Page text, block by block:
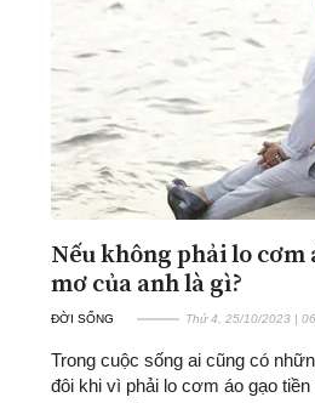
ĐA CHIỀU
Quan điểm
Xi nhan Trái Phải
Bạn đọc viết
Nếu không phải lo
mơ của anh là gì?
ĐỜI SỐNG Thứ 4, 25/10/2023 |
Trong cuộc sống ai cũng có
đôi khi vì phải lo cơm áo gạo